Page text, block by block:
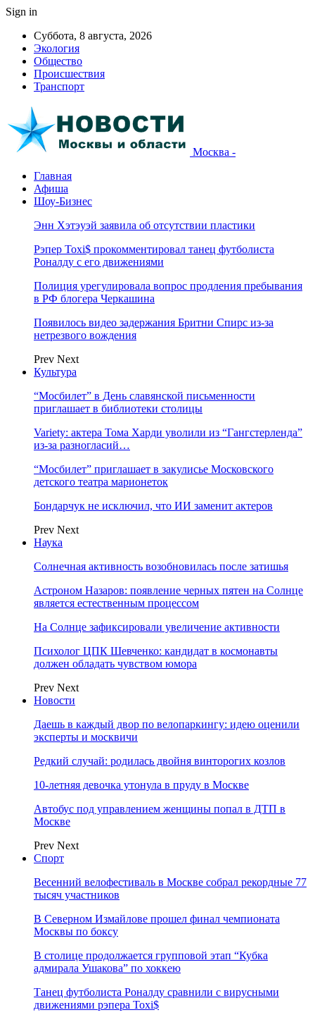
Sign in
Суббота, 8 августа, 2026
Экология
Общество
Происшествия
Транспорт
Москва -
Главная
Афиша
Шоу-Бизнес
Энн Хэтэуэй заявила об отсутствии пластики
Рэпер Toxi$ прокомментировал танец футболиста
Роналду с его движениями
Полиция урегулировала вопрос продления пребывания
в РФ блогера Черкашина
Появилось видео задержания Бритни Спирс из-за
нетрезвого вождения
Prev Next
Культура
“Мосбилет” в День славянской письменности
приглашает в библиотеки столицы
Variety: актера Тома Харди уволили из “Гангстерленда”
из-за разногласий…
“Мосбилет” приглашает в закулисье Московского
детского театра марионеток
Бондарчук не исключил, что ИИ заменит актеров
Prev Next
Наука
Солнечная активность возобновилась после затишья
Астроном Назаров: появление черных пятен на Солнце
является естественным процессом
На Солнце зафиксировали увеличение активности
Психолог ЦПК Шевченко: кандидат в космонавты
должен обладать чувством юмора
Prev Next
Новости
Даешь в каждый двор по велопаркингу: идею оценили
эксперты и москвичи
Редкий случай: родилась двойня винторогих козлов
10-летняя девочка утонула в пруду в Москве
Автобус под управлением женщины попал в ДТП в
Москве
Prev Next
Спорт
Весенний велофестиваль в Москве собрал рекордные 77
тысяч участников
В Северном Измайлове прошел финал чемпионата
Москвы по боксу
В столице продолжается групповой этап “Кубка
адмирала Ушакова” по хоккею
Танец футболиста Роналду сравнили с вирусными
движениями рэпера Toxi$